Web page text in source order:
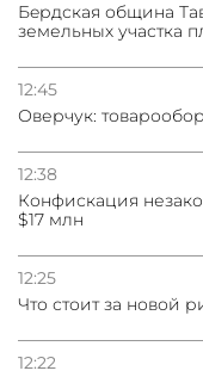
Бeрдская община
земельных участка
12:45
Оверчук:
12:38
Конфискация
$17 млн
12:25
Что стоит за новой
12:22